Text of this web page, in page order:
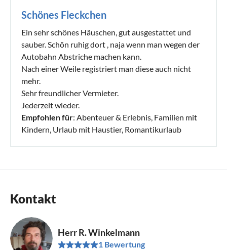
Schönes Fleckchen
Ein sehr schönes Häuschen, gut ausgestattet und
sauber. Schön ruhig dort , naja wenn man wegen der
Autobahn Abstriche machen kann.
Nach einer Weile registriert man diese auch nicht
mehr.
Sehr freundlicher Vermieter.
Jederzeit wieder.
Empfohlen für: Abenteuer & Erlebnis, Familien mit
Kindern, Urlaub mit Haustier, Romantikurlaub
Kontakt
Herr R. Winkelmann
1 Bewertung